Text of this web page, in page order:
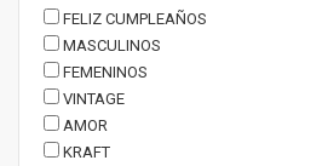
FELIZ CUMPLEAÑOS
MASCULINOS
FEMENINOS
VINTAGE
AMOR
KRAFT